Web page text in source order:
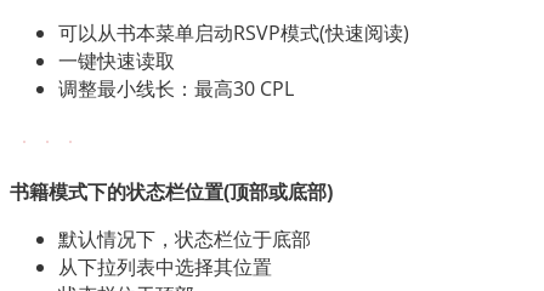
可以从书本菜单启动RSVP模式(快速阅读)
一键快速读取
调整最小线长：最高30 CPL
书籍模式下的状态栏位置(顶部或底部)
默认情况下，状态栏位于底部
从下拉列表中选择其位置